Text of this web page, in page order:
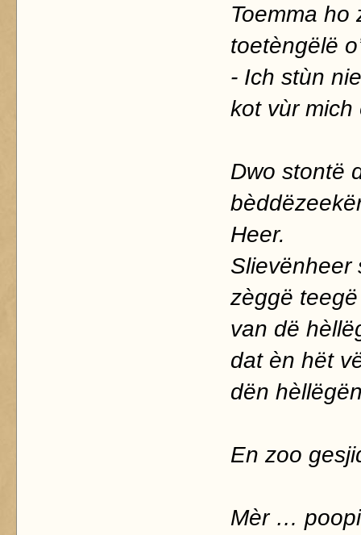
Toemma
toetèngëlë
- Ich stùn
kot vùr
Dwo stontë
Heer.
Slievënheer
zèggë
van dë
dat èn hët
dën
En zoo
Mèr …